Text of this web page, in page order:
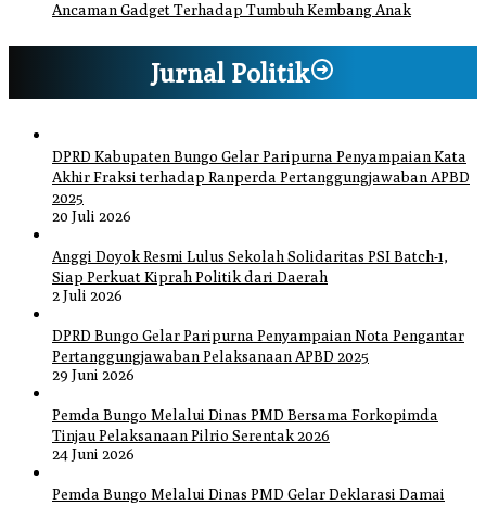
Ancaman Gadget Terhadap Tumbuh Kembang Anak
Jurnal Politik
DPRD Kabupaten Bungo Gelar Paripurna Penyampaian Kata
Akhir Fraksi terhadap Ranperda Pertanggungjawaban APBD
2025
20 Juli 2026
Anggi Doyok Resmi Lulus Sekolah Solidaritas PSI Batch-1,
Siap Perkuat Kiprah Politik dari Daerah
2 Juli 2026
DPRD Bungo Gelar Paripurna Penyampaian Nota Pengantar
Pertanggungjawaban Pelaksanaan APBD 2025
29 Juni 2026
Pemda Bungo Melalui Dinas PMD Bersama Forkopimda
Tinjau Pelaksanaan Pilrio Serentak 2026
24 Juni 2026
Pemda Bungo Melalui Dinas PMD Gelar Deklarasi Damai